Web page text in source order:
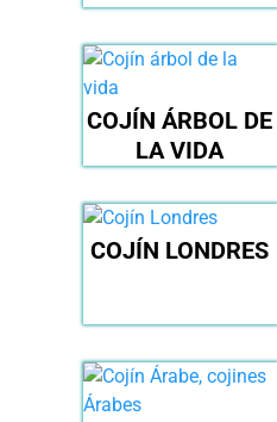
COJÍN ÁRBOL DE
LA VIDA
COJÍN LONDRES